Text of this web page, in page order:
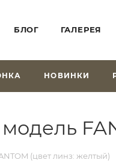
БЛОГ ГАЛЕРЕЯ
НОВИНКИ
(цвет линз: желтый)